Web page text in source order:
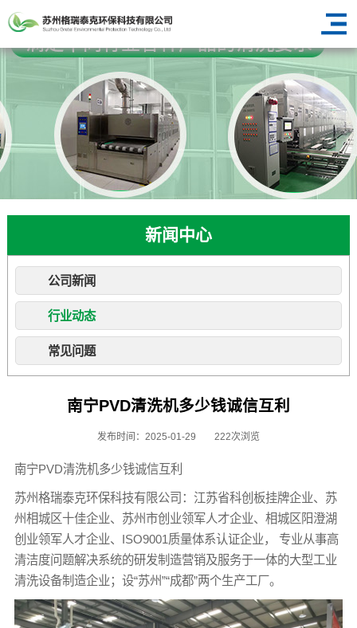
新闻中心
公司新闻
行业动态
常见问题
南宁PVD清洗机多少钱诚信互利
发布时间：2025-01-29 222次浏览
南宁PVD清洗机多少钱诚信互利
苏州格瑞泰克环保科技有限公司：江苏省科创板挂牌企业、苏
州相城区十佳企业、苏州市创业领军人才企业、相城区阳澄湖
创业领军人才企业、ISO9001质量体系认证企业， 专业从事高
清洁度问题解决系统的研发制造营销及服务于一体的大型工业
清洗设备制造企业；设“苏州”“成都”两个生产工厂。